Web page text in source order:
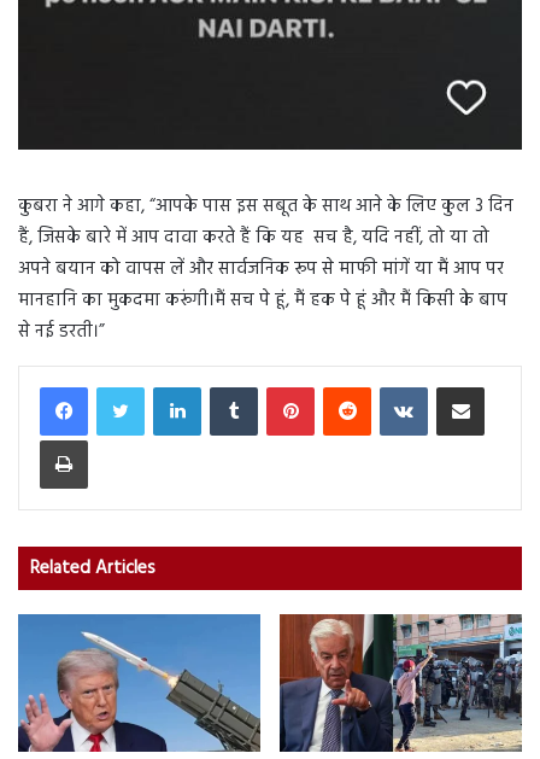
कुबरा ने आगे कहा, “आपके पास इस सबूत के साथ आने के लिए कुल 3 दिन
हैं, जिसके बारे में आप दावा करते हैं कि यह सच है, यदि नहीं, तो या तो
अपने बयान को वापस लें और सार्वजनिक रूप से माफी मांगें या मैं आप पर
मानहानि का मुकदमा करूंगी।मैं सच पे हूं, मैं हक पे हूं और मैं किसी के बाप
से नई डरती।”
LinkedInTumblr PinterestReddit VKontakteShare via Email
Print
Related Articles